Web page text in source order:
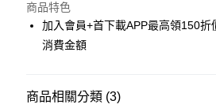
LINE Pay
Apple Pay
商品特色
加入會員+首下載APP最高領150
消費金額
商品相關分類 (3)